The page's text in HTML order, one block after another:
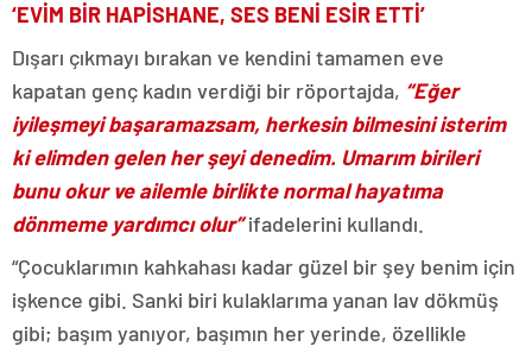
‘EVİM BİR HAPİSHANE, SES BENİ ESİR ETTİ’
Dışarı çıkmayı bırakan ve kendini tamamen eve
kapatan genç kadın verdiği bir röportajda, “Eğer
iyileşmeyi başaramazsam, herkesin bilmesini isterim
ki elimden gelen her şeyi denedim. Umarım birileri
bunu okur ve ailemle birlikte normal hayatıma
dönmeme yardımcı olur” ifadelerini kullandı.
“Çocuklarımın kahkahası kadar güzel bir şey benim için
işkence gibi. Sanki biri kulaklarıma yanan lav dökmüş
gibi; başım yanıyor, başımın her yerinde, özellikle